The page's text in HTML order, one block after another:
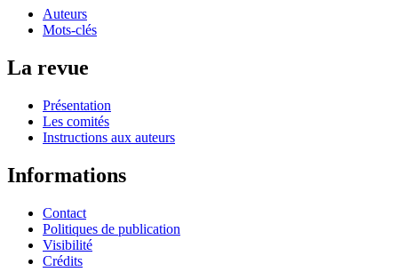
Auteurs
Mots-clés
La revue
Présentation
Les comités
Instructions aux auteurs
Informations
Contact
Politiques de publication
Visibilité
Crédits